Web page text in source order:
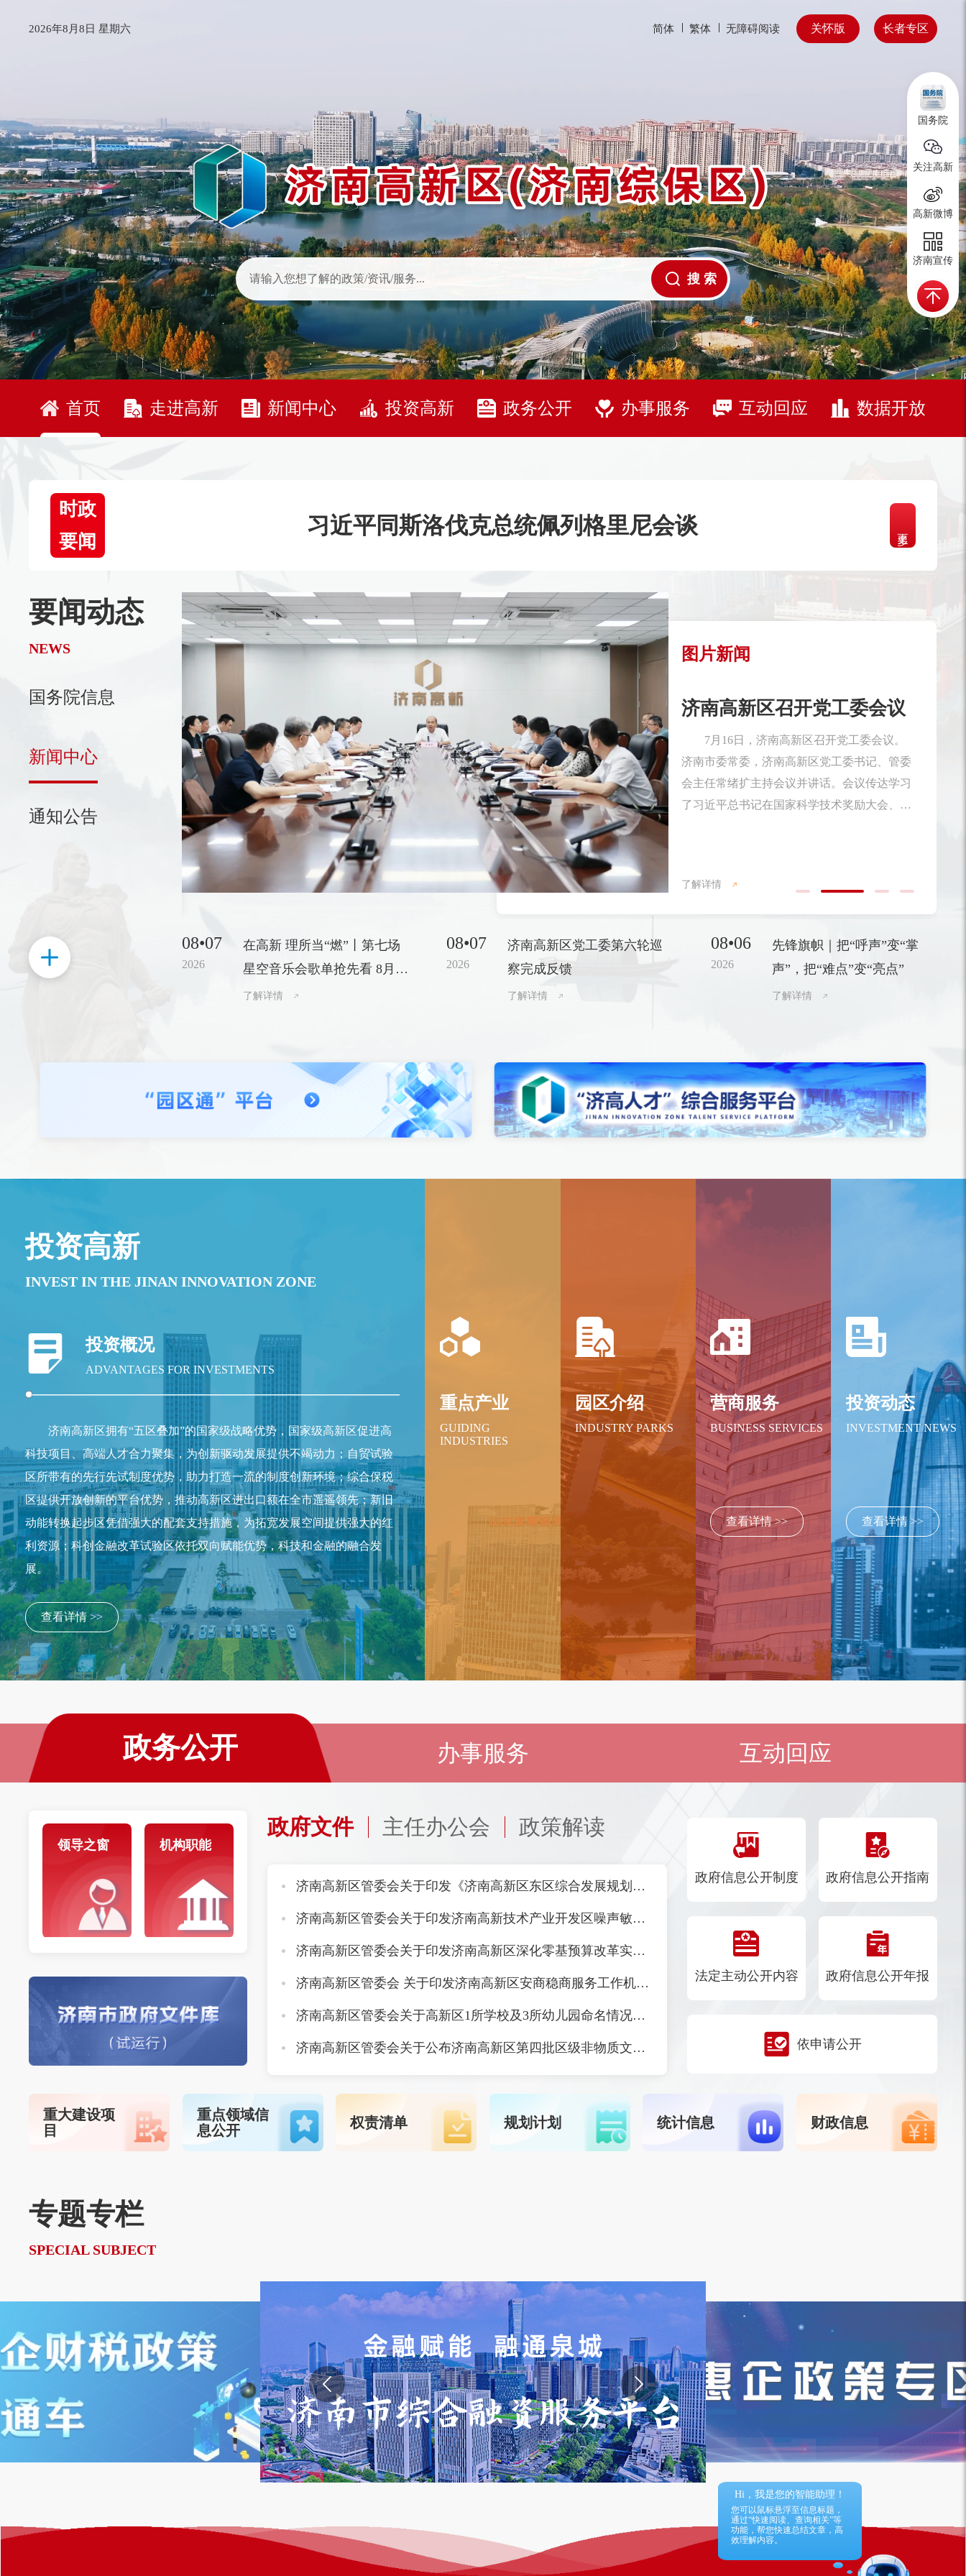
国务院
关注高新
高新微博
济南宣传
2026年8月8日 星期六 简体 繁体 无障碍阅读 关怀版 长者专区
首页 走进高新 新闻中心 投资高新 政务公开 办事服务 互动回应 数据开放
时政
要闻
习近平同斯洛伐克总统佩列格里尼会谈
要闻动态
NEWS
国务院信息
新闻中心
通知公告
图片新闻
济南高新区优秀共产党员、
优秀党务工作者和先进基层
党...
在即将迎来中国共产党成立105周年之
际，6月27日，济南高新区优秀共产党员、优
秀党务工作者和先进基层党组织表彰大会召
开。济南市委常委，济南高新区党工委书记、
管委会主任常绪扩出席会议并讲话。济南高新
工作部部长许盈盈宣读了《关于表彰济南高新
区优秀共产党员、优秀党务工作者和先进基层
党组织的决定》，与会领导为受表彰代表颁
济南高新区召开
学习中心组集体
流...
绕绿色低碳发展政策、产业
行专题授课。
08•07
2026
在高新 理所当“燃”丨第七场
星空音乐会歌单抢先看 8月8
日浪漫开唱
了解详情
08•07
2026
济南高新区党工委第六轮巡
察完成反馈
了解详情
08•06
2026
先锋旗帜｜把“呼声”变“掌
声”，把“难点”变“亮点”
了解详情
投资高新
INVEST IN THE JINAN INNOVATION ZONE
投资概况
ADVANTAGES FOR INVESTMENTS
济南高新区拥有“五区叠加”的国家级战略优势，国家级高新区促进高
科技项目、高端人才合力聚集，为创新驱动发展提供不竭动力；自贸试验
区所带有的先行先试制度优势，助力打造一流的制度创新环境；综合保税
区提供开放创新的平台优势，推动高新区进出口额在全市遥遥领先；新旧
动能转换起步区凭借强大的配套支持措施，为拓宽发展空间提供强大的红
利资源；科创金融改革试验区依托双向赋能优势，科技和金融的融合发
展。
查看详情 >>
重点产业
GUIDING
INDUSTRIES
园区介绍
INDUSTRY PARKS
营商服务
BUSINESS SERVICES
查看详情 >>
投资动态
INVESTMENT NEWS
查看详情 >>
政务公开 办事服务 互动回应
领导之窗 机构职能
政府文件 主任办公会 政策解读
济南高新区管委会关于印发《济南高新区东区综合发展规划》的通知
济南高新区管委会关于印发济南高新技术产业开发区噪声敏感建筑物集中区域划分方案（试行）的通知
济南高新区管委会关于印发济南高新区深化零基预算改革实施方案的通知
济南高新区管委会 关于印发济南高新区安商稳商服务工作机制的通知
济南高新区管委会关于高新区1所学校及3所幼儿园命名情况的批复
济南高新区管委会关于公布济南高新区第四批区级非物质文化遗产代表性项目名录及第四批区级非物质文化遗产项目代表性传承人名单的通知
政府信息公开制度 政府信息公开指南
法定主动公开内容 政府信息公开年报
依申请公开
重大建设项
目
重点领域信
息公开
权责清单 规划计划 统计信息 财政信息
专题专栏
SPECIAL SUBJECT